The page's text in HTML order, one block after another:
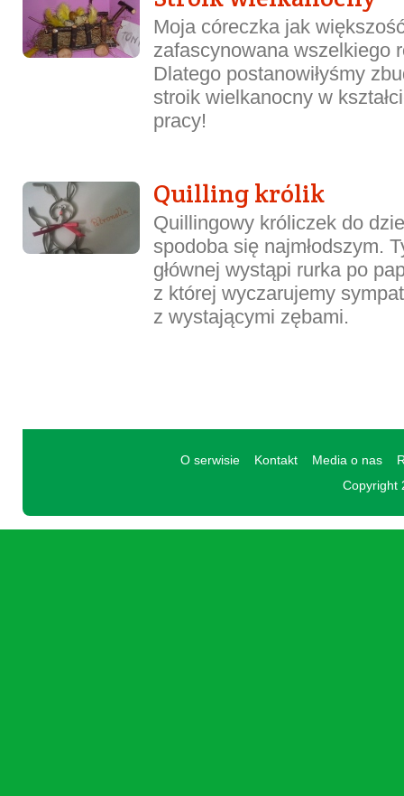
Moja córeczka jak
zafascynowana wszelkiego
Dlatego postanowiłyśmy
stroik wielkanocny w
pracy!
Quilling królik
Quillingowy króliczek do
spodoba się najmłodszym.
głównej wystąpi rurka po
z której wyczarujemy
z wystającymi zębami.
O serwisie Kontakt Media o nas
Copyright